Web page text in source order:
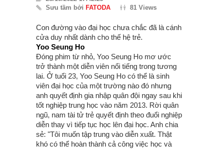
Sưu tầm bởi FATODA 81 Views
Con đường vào đại học chưa chắc đã là cánh
cửa duy nhất dành cho thế hệ trẻ.
Yoo Seung Ho
Đóng phim từ nhỏ, Yoo Seung Ho mơ ước
trở thành một diễn viên nổi tiếng trong tương
lai. Ở tuổi 23, Yoo Seung Ho có thể là sinh
viên đại học của một trường nào đó nhưng
anh quyết định gia nhập quân đội ngay sau khi
tốt nghiệp trung học vào năm 2013. Rời quân
ngũ, nam tài tử trẻ quyết định theo đuổi nghiệp
diễn thay vì tiếp tục học lên đại học. Anh chia
sẻ: "Tôi muốn tập trung vào diễn xuất. Thật
khó có thể hoàn thành cả công việc học và